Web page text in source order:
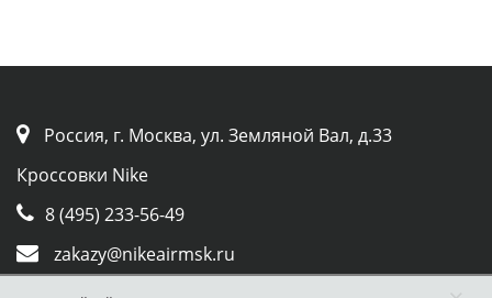
Россия, г. Москва, ул. Земляной Вал, д.33
Кроссовки Nike
8 (495) 233-56-49
zakazy@nikeairmsk.ru